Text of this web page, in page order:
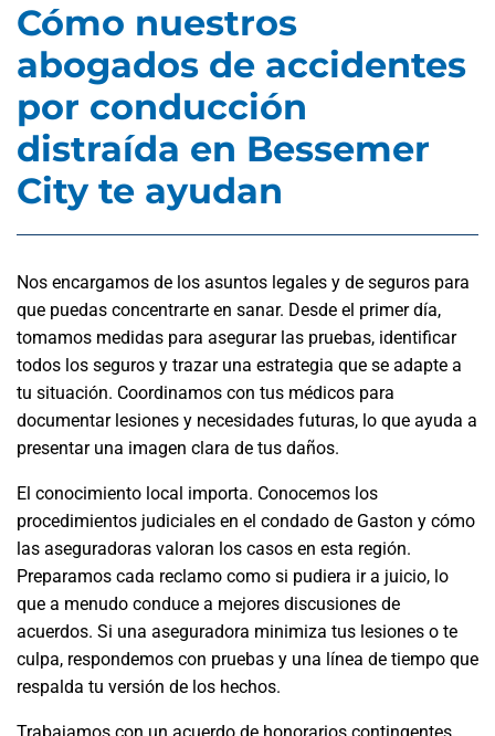
Cómo nuestros
abogados de accidentes
por conducción
distraída en Bessemer
City te ayudan
Nos encargamos de los asuntos legales y de seguros para
que puedas concentrarte en sanar. Desde el primer día,
tomamos medidas para asegurar las pruebas, identificar
todos los seguros y trazar una estrategia que se adapte a
tu situación. Coordinamos con tus médicos para
documentar lesiones y necesidades futuras, lo que ayuda a
presentar una imagen clara de tus daños.
El conocimiento local importa. Conocemos los
procedimientos judiciales en el condado de Gaston y cómo
las aseguradoras valoran los casos en esta región.
Preparamos cada reclamo como si pudiera ir a juicio, lo
que a menudo conduce a mejores discusiones de
acuerdos. Si una aseguradora minimiza tus lesiones o te
culpa, respondemos con pruebas y una línea de tiempo que
respalda tu versión de los hechos.